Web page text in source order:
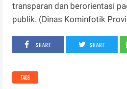
transparan dan berorientasi
publik. (Dinas Kominfotik
SHARE SHARE
TAGS